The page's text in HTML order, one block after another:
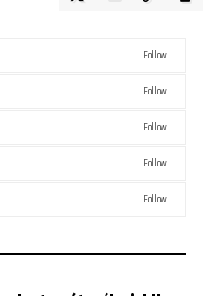
Follow
Follow
Follow
Follow
Follow